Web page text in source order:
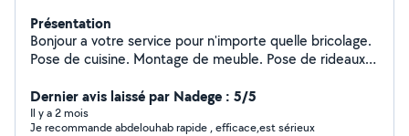
Présentation
Bonjour a votre service pour n'importe quelle bricolage.
Pose de cuisine. Montage de meuble. Pose de rideaux.
Dernier avis laissé par Nadege : 5/5
Il y a 2 mois
Je recommande abdelouhab rapide , efficace,est sérieux